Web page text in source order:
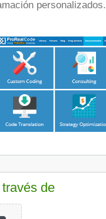
personalizados.
de